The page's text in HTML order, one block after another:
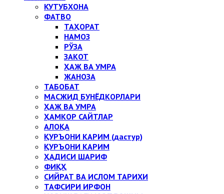
КУТУБХОНА
ФАТВО
ТАҲОРАТ
НАМОЗ
РЎЗА
ЗАКОТ
ҲАЖ ВА УМРА
ЖАНОЗА
ТАБОБАТ
МАСЖИД БУНЁДКОРЛАРИ
ҲАЖ ВА УМРА
ҲАМКОР САЙТЛАР
АЛОҚА
ҚУРЪОНИ КАРИМ (дастур)
ҚУРЪОНИ КАРИМ
ҲАДИСИ ШАРИФ
ФИҚҲ
СИЙРАТ ВА ИСЛОМ ТАРИХИ
ТАФСИРИ ИРФОН